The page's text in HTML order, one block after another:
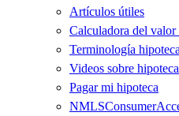
Artículos útiles
Calculadora del
Terminología
Videos sobre
Pagar mi hipoteca